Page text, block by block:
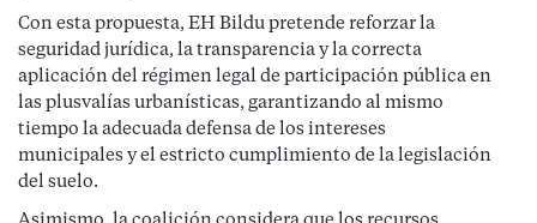
Con esta propuesta, EH Bildu pretende reforzar la
seguridad jurídica, la transparencia y la correcta
aplicación del régimen legal de participación pública en
las plusvalías urbanísticas, garantizando al mismo
tiempo la adecuada defensa de los intereses
municipales y el estricto cumplimiento de la legislación
del suelo.